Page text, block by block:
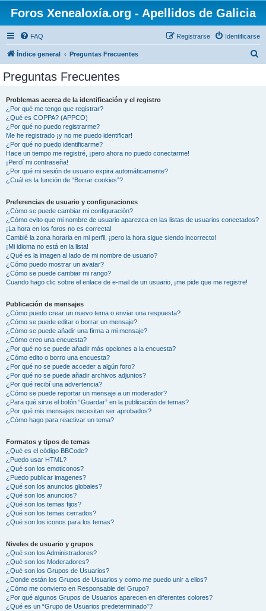
Foros Xenealoxía.org - Apellidos de Galicia
FAQ Identificarse
Registrarse
Índice general Preguntas Frecuentes
Preguntas Frecuentes
Problemas acerca de la identificación y el registro
¿Por qué me tengo que registrar?
¿Qué es COPPA? (APPCO)
¿Por qué no puedo registrarme?
Me he registrado ¡y no me puedo identificar!
¿Por qué no puedo identificarme?
Hace un tiempo me registré, ¡pero ahora no puedo conectarme!
¡Perdí mi contraseña!
¿Por qué mi sesión de usuario expira automáticamente?
¿Cuál es la función de “Borrar cookies”?
Preferencias de usuario y configuraciones
¿Cómo se puede cambiar mi configuración?
¿Cómo evito que mi nombre de usuario aparezca en las listas de usuarios conectados?
¡La hora en los foros no es correcta!
Cambié la zona horaria en mi perfil, ¡pero la hora sigue siendo incorrecto!
¡Mi idioma no está en la lista!
¿Qué es la imagen al lado de mi nombre de usuario?
¿Cómo puedo mostrar un avatar?
¿Cómo se puede cambiar mi rango?
Cuando hago clic sobre el enlace de e-mail de un usuario, ¡me pide que me registre!
Publicación de mensajes
¿Cómo puedo crear un nuevo tema o enviar una respuesta?
¿Cómo se puede editar o borrar un mensaje?
¿Cómo se puede añadir una firma a mi mensaje?
¿Cómo creo una encuesta?
¿Por qué no se puede añadir más opciones a la encuesta?
¿Cómo edito o borro una encuesta?
¿Por qué no se puede acceder a algún foro?
¿Por qué no se puede añadir archivos adjuntos?
¿Por qué recibí una advertencia?
¿Cómo se puede reportar un mensaje a un moderador?
¿Para qué sirve el botón “Guardar” en la publicación de temas?
¿Por qué mis mensajes necesitan ser aprobados?
¿Cómo hago para reactivar un tema?
Formatos y tipos de temas
¿Qué es el código BBCode?
¿Puedo usar HTML?
¿Qué son los emoticonos?
¿Puedo publicar imagenes?
¿Qué son los anuncios globales?
¿Qué son los anuncios?
¿Qué son los temas fijos?
¿Qué son los temas cerrados?
¿Qué son los iconos para los temas?
Niveles de usuario y grupos
¿Qué son los Administradores?
¿Qué son los Moderadores?
¿Qué son los Grupos de Usuarios?
¿Donde están los Grupos de Usuarios y como me puedo unir a ellos?
¿Cómo me convierto en Responsable del Grupo?
¿Por qué algunos Grupos de Usuarios aparecen en diferentes colores?
¿Qué es un “Grupo de Usuarios predeterminado”?